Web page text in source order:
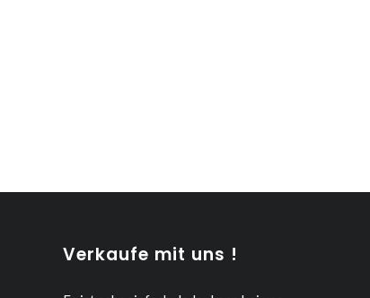
Verkaufe mit uns !